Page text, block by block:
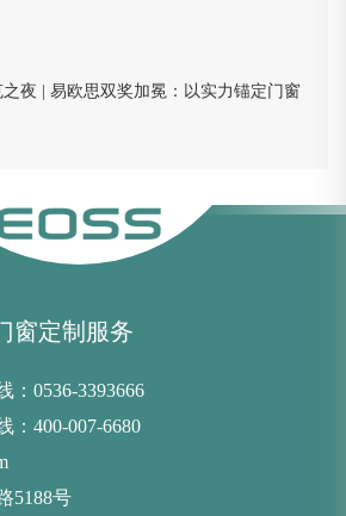
夜 | 易欧思双奖加冕：以实力锚定门窗
窗定制服务
：0536-3393666
：400-007-6680
5188号